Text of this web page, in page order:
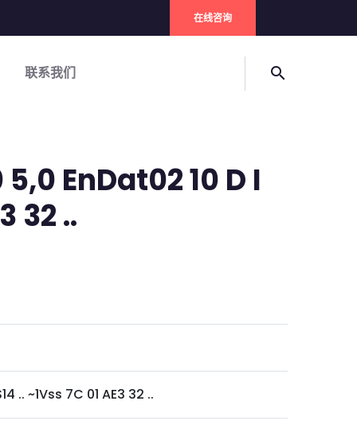
在线咨询
联系我们 search
EnDat02 10 D I
32 ..
.. ~1Vss 7C 01 AE3 32 ..